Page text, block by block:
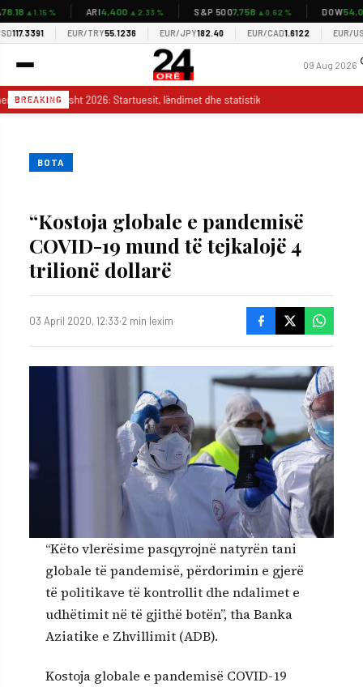
▲1.15 % ARI4,400▲2.33 % S&P 5007,758▲0.62 % DOW
117.3391 EUR/TRY55.1236 EUR/JPY182.40 EUR/CAD1.6122 EUR/USD
09 Aug 2026
BREAKING8 gusht 2026: Startuesit, lëndimet dhe statistikat kryesore
BOTA
“Kostoja globale e pandemisë
COVID-19 mund të tejkalojë 4
trilionë dollarë
03 April 2020, 12:33·2 min lexim
“Këto vlerësime pasqyrojnë natyrën tani
globale të pandemisë, përdorimin e gjerë
të politikave të kontrollit dhe ndalimet e
udhëtimit në të gjithë botën”, tha Banka
Aziatike e Zhvillimit (ADB).
Kostoja globale e pandemisë COVID-19